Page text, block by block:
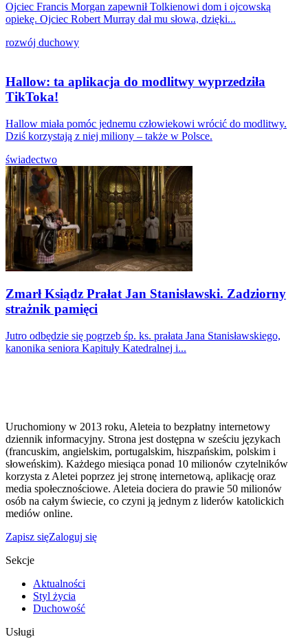
Ojciec Francis Morgan zapewnił Tolkienowi dom i ojcowską
opiekę. Ojciec Robert Murray dał mu słowa, dzięki...
rozwój duchowy
Hallow: ta aplikacja do modlitwy wyprzedziła
TikToka!
Hallow miała pomóc jednemu człowiekowi wrócić do modlitwy.
Dziś korzystają z niej miliony – także w Polsce.
świadectwo
Zmarł Ksiądz Prałat Jan Stanisławski. Zadziorny
strażnik pamięci
Jutro odbędzie się pogrzeb śp. ks. prałata Jana Stanisławskiego,
kanonika seniora Kapituły Katedralnej i...
Uruchomiony w 2013 roku, Aleteia to bezpłatny internetowy
dziennik informacyjny. Strona jest dostępna w sześciu językach
(francuskim, angielskim, portugalskim, hiszpańskim, polskim i
słoweńskim). Każdego miesiąca ponad 10 milionów czytelników
korzysta z Aletei poprzez jej stronę internetową, aplikację oraz
media społecznościowe. Aleteia dociera do prawie 50 milionów
osób na całym świecie, co czyni ją jednym z liderów katolickich
mediów online.
Zapisz sięZaloguj się
Sekcje
Aktualności
Styl życia
Duchowość
Usługi